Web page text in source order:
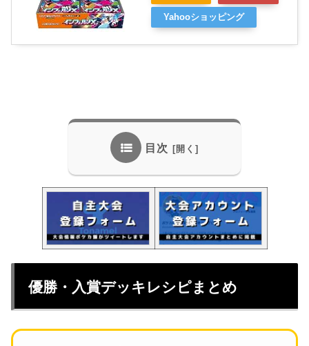
Yahooショッピング
目次
優勝・入賞デッキレシピまとめ